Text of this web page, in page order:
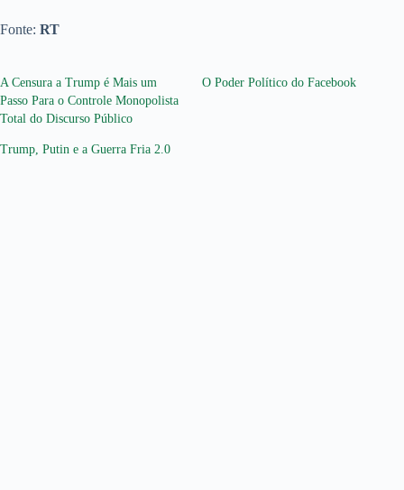
Fonte: RT
A Censura a Trump é Mais um
Passo Para o Controle Monopolista
Total do Discurso Público
O Poder Político do Facebook
Trump, Putin e a Guerra Fria 2.0